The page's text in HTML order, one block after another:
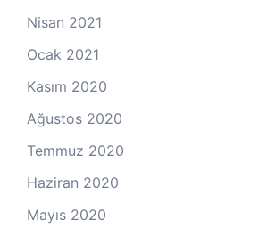
Nisan 2021
Ocak 2021
Kasım 2020
Ağustos 2020
Temmuz 2020
Haziran 2020
Mayıs 2020